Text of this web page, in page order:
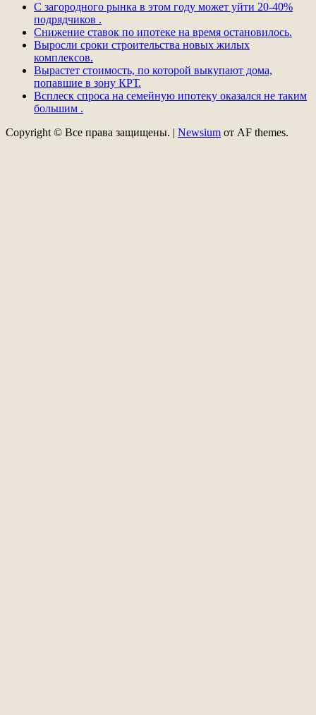
С загородного рынка в этом году может уйти 20-40%
подрядчиков .
Снижение ставок по ипотеке на время остановилось.
Выросли сроки строительства новых жилых
комплексов.
Вырастет стоимость, по которой выкупают дома,
попавшие в зону КРТ.
Всплеск спроса на семейную ипотеку оказался не таким
большим .
Copyright © Все права защищены. | Newsium от AF themes.